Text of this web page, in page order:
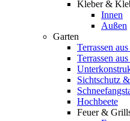
Kleber &
Innen
Außen
Garten
Terrassen
Terrassen
Sichtschutz
Hochbeete
Feuer &